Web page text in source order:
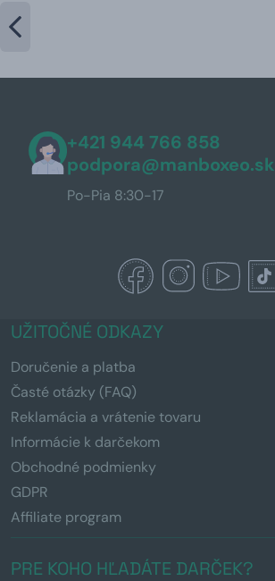
+421 944 766 858
podpora@manboxeo.sk
Po-Pia 8:30-17
UŽITOČNÉ ODKAZY
Doručenie a platba
Časté otázky (FAQ)
Reklamácia a vrátenie tovaru
Informácie k darčekom
Obchodné podmienky
GDPR
Affiliate program
PRE KOHO HĽADÁTE DARČEK?